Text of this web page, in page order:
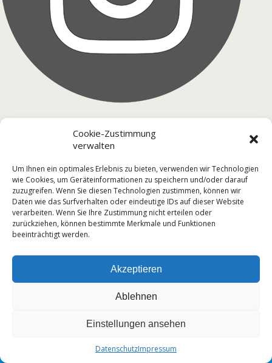
Cookie-Zustimmung
verwalten
Um Ihnen ein optimales Erlebnis zu bieten, verwenden wir Technologien
wie Cookies, um Geräteinformationen zu speichern und/oder darauf
zuzugreifen. Wenn Sie diesen Technologien zustimmen, können wir
Daten wie das Surfverhalten oder eindeutige IDs auf dieser Website
verarbeiten. Wenn Sie Ihre Zustimmung nicht erteilen oder
zurückziehen, können bestimmte Merkmale und Funktionen
beeinträchtigt werden.
Akzeptieren
Ablehnen
Einstellungen ansehen
DatenschutzImpressum
« vorherige in Galerie
Zum Seitenanfang
Mobil Desktop